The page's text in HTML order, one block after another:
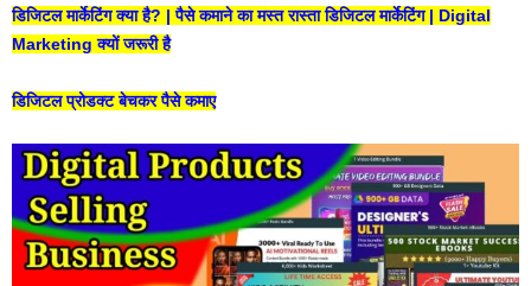
डिजिटल मार्केटिंग क्या है? | पैसे कमाने का मस्त रास्ता डिजिटल मार्केटिंग | Digital
Marketing क्यों जरूरी है
डिजिटल प्रोडक्ट बेचकर पैसे कमाए